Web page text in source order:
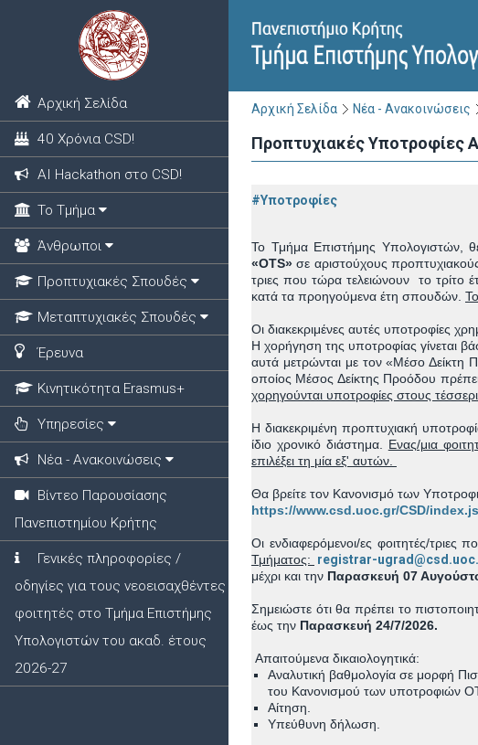
Αρχική Σελίδα
40 Χρόνια CSD!
ΑΙ Hackathon στο CSD!
Το Τμήμα
Άνθρωποι
Προπτυχιακές Σπουδές
Μεταπτυχιακές Σπουδές
Έρευνα
Κινητικότητα Erasmus+
Υπηρεσίες
Νέα - Ανακοινώσεις
Βίντεο Παρουσίασης
Πανεπιστημίου Κρήτης
Γενικές πληροφορίες /
οδηγίες για τους νεοεισαχθέντες
φοιτητές στο Τμήμα Επιστήμης
Υπολογιστών του ακαδ. έτους
2026-27
Αρχική Σελίδα Νέα - Ανακοινώσεις
Προπτυχιακές Υποτροφίες
#Υποτροφίες
Το Τμήμα Επιστήμης Υπολογιστών,
«OTS» σε αριστούχους
τριες που τώρα τελειώνουν το τρίτο
κατά τα προηγούμενα έτη σπουδών.
Οι διακεκριμένες αυτές υποτροφίες
Η χορήγηση της υποτροφίας γίνεται
αυτά μετρώνται με τον «Μέσο
οποίος Μέσος Δείκτης Προόδου
χορηγούνται υποτροφίες στους
Η διακεκριμένη προπτυχιακή
ίδιο χρονικό διάστημα. Ενας/μια
επιλέξει τη μία εξ' αυτών.
Θα βρείτε τον Κανονισμό των
https://www.csd.uoc.gr/CSD/
Οι ενδιαφερόμενοι/ες φοιτητές/τριες
Τμήματος: registrar-
μέχρι και την Παρασκευή 07
Σημειώστε ότι θα πρέπει το
έως την Παρασκευή 24/7/2026.
Απαιτούμενα δικαιολογητικά:
Αναλυτική βαθμολογία σε μορφή
του Κανονισμού των υποτροφιών
Αίτηση.
Υπεύθυνη δήλωση.